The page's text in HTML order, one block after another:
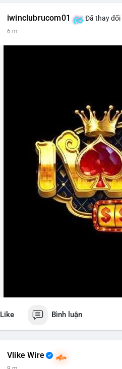
iwinclubrucom01 Đã thay đổi
6 m
Like Bình luận
Vlike Wire